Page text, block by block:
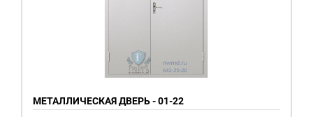
МЕТАЛЛИЧЕСКАЯ ДВЕРЬ - 01-22